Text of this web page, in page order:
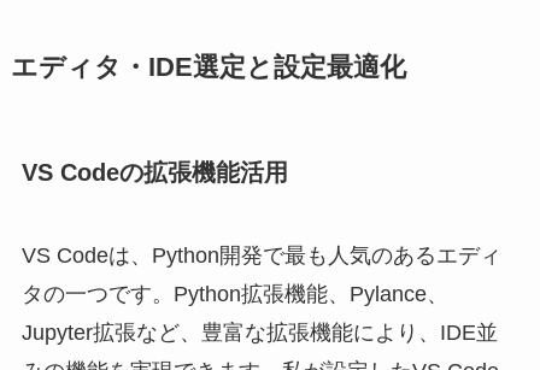
エディタ・IDE選定と設定最適化
VS Codeの拡張機能活用
VS Codeは、Python開発で最も人気のあるエディ
タの一つです。Python拡張機能、Pylance、
Jupyter拡張など、豊富な拡張機能により、IDE並